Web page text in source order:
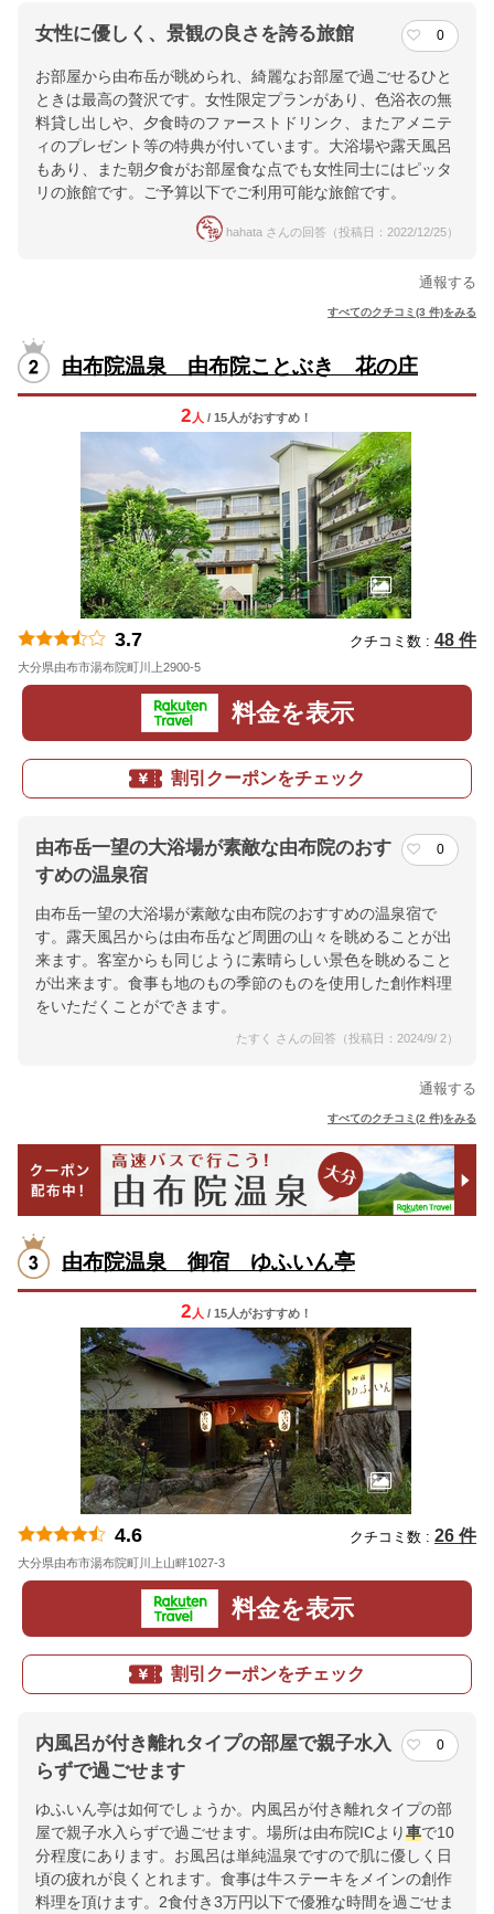
女性に優しく、景観の良さを誇る旅館 0
お部屋から由布岳が眺められ、綺麗なお部屋で過ごせるひと
ときは最高の贅沢です。女性限定プランがあり、色浴衣の無
料貸し出しや、夕食時のファーストドリンク、またアメニテ
ィのプレゼント等の特典が付いています。大浴場や露天風呂
もあり、また朝夕食がお部屋食な点でも女性同士にはピッタ
リの旅館です。ご予算以下でご利用可能な旅館です。
hahata さんの回答（投稿日：2022/12/25）
通報する
すべてのクチコミ(3 件)をみる
由布院温泉 由布院ことぶき 花の庄
2 人 / 15人がおすすめ！
3.7 クチコミ数 : 48 件
大分県由布市湯布院町川上2900-5
料金を表示
割引クーポンをチェック
由布岳一望の大浴場が素敵な由布院のおす
すめの温泉宿
0
由布岳一望の大浴場が素敵な由布院のおすすめの温泉宿で
す。露天風呂からは由布岳など周囲の山々を眺めることが出
来ます。客室からも同じように素晴らしい景色を眺めること
が出来ます。食事も地のもの季節のものを使用した創作料理
をいただくことができます。
たすく さんの回答（投稿日：2024/9/ 2）
通報する
すべてのクチコミ(2 件)をみる
由布院温泉 御宿 ゆふいん亭
2 人 / 15人がおすすめ！
4.6 クチコミ数 : 26 件
大分県由布市湯布院町川上山畔1027-3
料金を表示
割引クーポンをチェック
内風呂が付き離れタイプの部屋で親子水入
らずで過ごせます
0
ゆふいん亭は如何でしょうか。内風呂が付き離れタイプの部
屋で親子水入らずで過ごせます。場所は由布院ICより車で10
分程度にあります。お風呂は単純温泉ですので肌に優しく日
頃の疲れが良くとれます。食事は牛ステーキをメインの創作
料理を頂けます。2食付き3万円以下で優雅な時間を過ごせま